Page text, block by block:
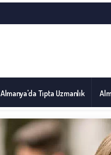
Almanya'da Tıpta Uzmanlık